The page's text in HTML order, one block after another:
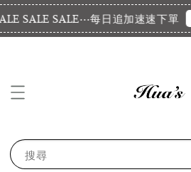
SALE SALE⋯每日追加速速下單
搜尋